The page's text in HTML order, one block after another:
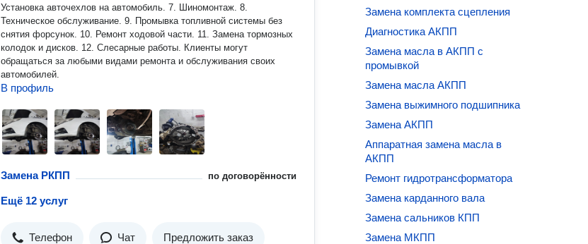
Установка авточехлов на автомобиль. 7. Шиномонтаж. 8.
Техническое обслуживание. 9. Промывка топливной системы без
снятия форсунок. 10. Ремонт ходовой части. 11. Замена тормозных
колодок и дисков. 12. Слесарные работы. Клиенты могут
обращаться за любыми видами ремонта и обслуживания своих
автомобилей.
В профиль
Замена РКПП по договорённости
Ещё 12 услуг
Телефон Чат Предложить заказ
Замена комплекта сцепления
Диагностика АКПП
Замена масла в АКПП с
промывкой
Замена масла АКПП
Замена выжимного подшипника
Замена АКПП
Аппаратная замена масла в
АКПП
Ремонт гидротрансформатора
Замена карданного вала
Замена сальников КПП
Замена МКПП